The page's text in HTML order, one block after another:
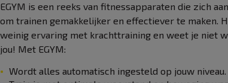
EGYM is een reeks van fitnessapparaten die zich
om trainen gemakkelijker en effectiever te maken.
weinig ervaring met krachttraining en weet je niet
jou! Met EGYM:
Wordt alles automatisch ingesteld op jouw niveau.